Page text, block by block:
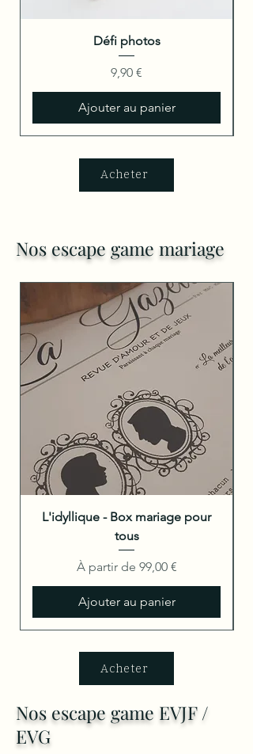
Défi photos
Prix
9,90 €
Ajouter au panier
Acheter
Nos escape game mariage
L'idyllique - Box mariage pour
tous
À partir de 99,00 €
Prix promotionnel
Ajouter au panier
Acheter
Nos escape game EVJF /
EVG